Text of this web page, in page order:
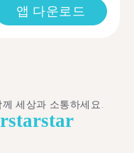
앱 다운로드
세상과 소통하세요.
starstar